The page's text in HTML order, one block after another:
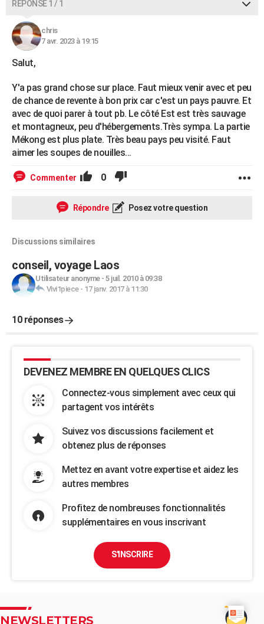
S'inscrire
Se connecter
Lycées
Collèges
Primaires
Universités
Entreprises
Service militaire
Avis de recherche
FORUM
Bricolage
Lifestyle
Culture
Sport
Auto
Television
Voyage
Cinema
RÉPONSE 1 / 1
chris
7 avr. 2023 à 19:15
Salut,
Y'a pas grand chose sur place. Faut mieux venir avec et peu
de chance de revente à bon prix car c'est un pays pauvre. Et
avec de quoi parer à tout pb. Le côté Est est très sauvage
et montagneux, peu d'hébergements.Très sympa. La partie
Mékong est plus plate. Très beau pays peu visité. Faut
aimer les soupes de nouilles...
Commenter 0
Répondre Posez votre question
Discussions similaires
conseil, voyage Laos
Utilisateur anonyme- 5 juil. 2010 à 09:38
Vivi1piece- 17 janv. 2017 à 11:30
10 réponses
DEVENEZ MEMBRE EN QUELQUES CLICS
Connectez-vous simplement avec ceux qui
partagent vos intérêts
Suivez vos discussions facilement et
obtenez plus de réponses
Mettez en avant votre expertise et aidez les
autres membres
Profitez de nombreuses fonctionnalités
supplémentaires en vous inscrivant
S'INSCRIRE
NEWSLETTERS